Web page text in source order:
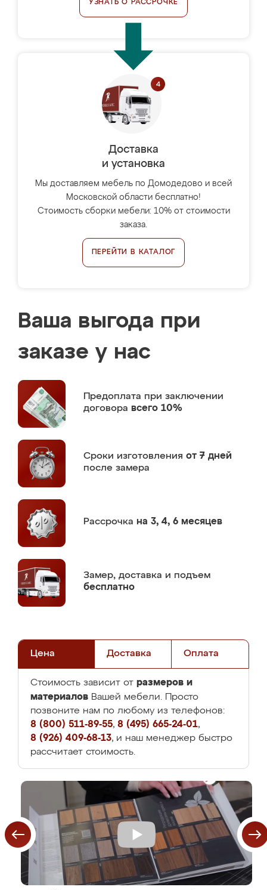
УЗНАТЬ О РАССРОЧКЕ
Доставка
и установка
Мы доставляем мебель по Домодедово и всей
Московской области бесплатно!
Стоимость сборки мебели: 10% от стоимости
заказа.
ПЕРЕЙТИ В КАТАЛОГ
Ваша выгода при
заказе у нас
Предоплата при заключении
договора всего 10%
Сроки изготовления от 7 дней
после замера
Рассрочка на 3, 4, 6 месяцев
Замер, доставка и подъем
бесплатно
Цена Доставка Оплата
Стоимость зависит от размеров и
материалов Вашей мебели. Просто
позвоните нам по любому из телефонов:
8 (800) 511-89-55, 8 (495) 665-24-01,
8 (926) 409-68-13, и наш менеджер быстро
рассчитает стоимость.